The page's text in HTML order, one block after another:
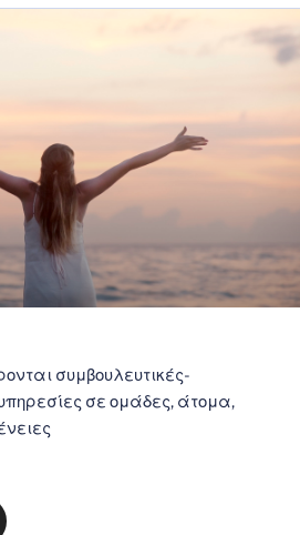
συμβουλευτικές-
σε ομάδες, άτομα,